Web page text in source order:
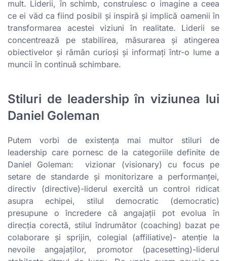
mult. Liderii, în schimb, construiesc o imagine a ceea
ce ei văd ca fiind posibil și inspiră și implică oamenii în
transformarea acestei viziuni în realitate. Liderii se
concentrează pe stabilirea, măsurarea și atingerea
obiectivelor și rămân curioși și informați într-o lume a
muncii în continuă schimbare.
Stiluri de leadership în viziunea lui
Daniel Goleman
Putem vorbi de existența mai multor stiluri de
leadership care pornesc de la categoriile definite de
Daniel Goleman: vizionar (visionary) cu focus pe
setare de standarde și monitorizare a performanței,
directiv (directive)-liderul exercită un control ridicat
asupra echipei, stilul democratic (democratic)
presupune o încredere că angajații pot evolua în
direcția corectă, stilul îndrumător (coaching) bazat pe
colaborare și sprijin, colegial (affiliative)- atenție la
nevoile angajaților, promotor (pacesetting)-liderul